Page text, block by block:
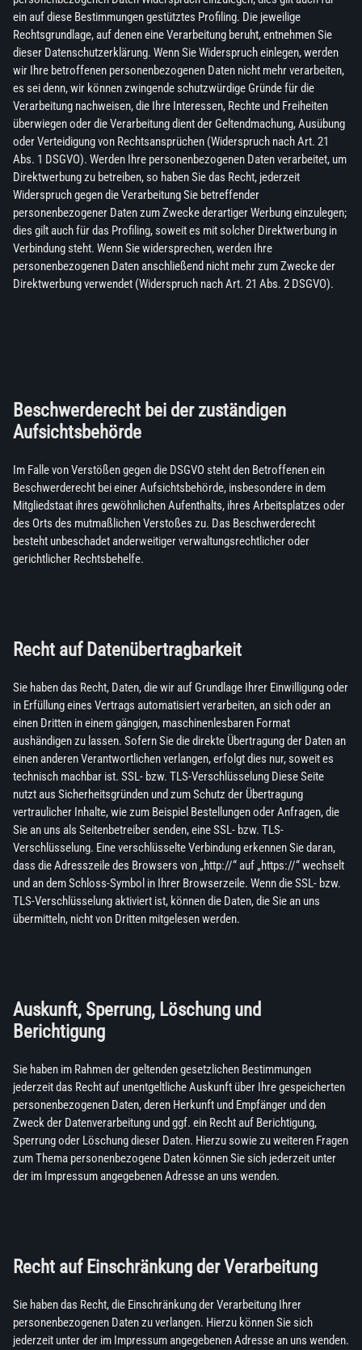
ein auf diese Bestimmungen gestütztes Profiling. Die jeweilige
Rechtsgrundlage, auf denen eine Verarbeitung beruht, entnehmen Sie
dieser Datenschutzerklärung. Wenn Sie Widerspruch einlegen, werden
wir Ihre betroffenen personenbezogenen Daten nicht mehr verarbeiten,
es sei denn, wir können zwingende schutzwürdige Gründe für die
Verarbeitung nachweisen, die Ihre Interessen, Rechte und Freiheiten
überwiegen oder die Verarbeitung dient der Geltendmachung, Ausübung
oder Verteidigung von Rechtsansprüchen (Widerspruch nach Art. 21
Abs. 1 DSGVO). Werden Ihre personenbezogenen Daten verarbeitet, um
Direktwerbung zu betreiben, so haben Sie das Recht, jederzeit
Widerspruch gegen die Verarbeitung Sie betreffender
personenbezogener Daten zum Zwecke derartiger Werbung einzulegen;
dies gilt auch für das Profiling, soweit es mit solcher Direktwerbung in
Verbindung steht. Wenn Sie widersprechen, werden Ihre
personenbezogenen Daten anschließend nicht mehr zum Zwecke der
Direktwerbung verwendet (Widerspruch nach Art. 21 Abs. 2 DSGVO).
Beschwerderecht bei der zuständigen
Aufsichtsbehörde
Im Falle von Verstößen gegen die DSGVO steht den Betroffenen ein
Beschwerderecht bei einer Aufsichtsbehörde, insbesondere in dem
Mitgliedstaat ihres gewöhnlichen Aufenthalts, ihres Arbeitsplatzes oder
des Orts des mutmaßlichen Verstoßes zu. Das Beschwerderecht
besteht unbeschadet anderweitiger verwaltungsrechtlicher oder
gerichtlicher Rechtsbehelfe.
Recht auf Datenübertragbarkeit
Sie haben das Recht, Daten, die wir auf Grundlage Ihrer Einwilligung oder
in Erfüllung eines Vertrags automatisiert verarbeiten, an sich oder an
einen Dritten in einem gängigen, maschinenlesbaren Format
aushändigen zu lassen. Sofern Sie die direkte Übertragung der Daten an
einen anderen Verantwortlichen verlangen, erfolgt dies nur, soweit es
technisch machbar ist. SSL- bzw. TLS-Verschlüsselung Diese Seite
nutzt aus Sicherheitsgründen und zum Schutz der Übertragung
vertraulicher Inhalte, wie zum Beispiel Bestellungen oder Anfragen, die
Sie an uns als Seitenbetreiber senden, eine SSL- bzw. TLS-
Verschlüsselung. Eine verschlüsselte Verbindung erkennen Sie daran,
dass die Adresszeile des Browsers von „http://“ auf „https://“ wechselt
und an dem Schloss-Symbol in Ihrer Browserzeile. Wenn die SSL- bzw.
TLS-Verschlüsselung aktiviert ist, können die Daten, die Sie an uns
übermitteln, nicht von Dritten mitgelesen werden.
Auskunft, Sperrung, Löschung und
Berichtigung
Sie haben im Rahmen der geltenden gesetzlichen Bestimmungen
jederzeit das Recht auf unentgeltliche Auskunft über Ihre gespeicherten
personenbezogenen Daten, deren Herkunft und Empfänger und den
Zweck der Datenverarbeitung und ggf. ein Recht auf Berichtigung,
Sperrung oder Löschung dieser Daten. Hierzu sowie zu weiteren Fragen
zum Thema personenbezogene Daten können Sie sich jederzeit unter
der im Impressum angegebenen Adresse an uns wenden.
Recht auf Einschränkung der Verarbeitung
Sie haben das Recht, die Einschränkung der Verarbeitung Ihrer
personenbezogenen Daten zu verlangen. Hierzu können Sie sich
jederzeit unter der im Impressum angegebenen Adresse an uns wenden.